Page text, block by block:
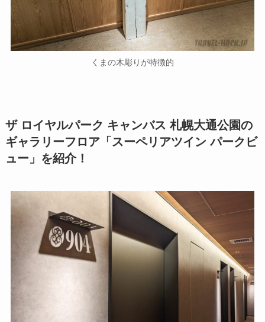
くまの木彫りが特徴的
ザ ロイヤルパーク キャンバス 札幌大通公園の
ギャラリーフロア「スーペリアツイン パークビ
ュー」を紹介！